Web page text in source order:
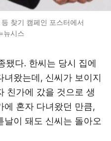
찾기 캠페인 포스터에서
뉴시스
됐다. 한씨는 당시 집에
왔는데, 신씨가 보이지
친가에 갔을 것으로 생
에 혼자 다녀왔던 만큼,
이 돼도 신씨는 돌아오